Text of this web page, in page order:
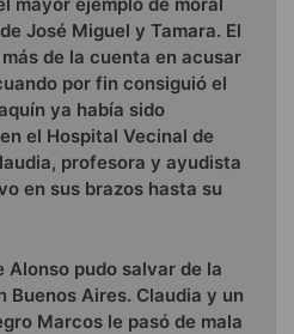
José Miguel y Tamara. El
de la cuenta en acusar
por fin consiguió el
ya había sido
el Hospital Vecinal de
profesora y ayudista
en sus brazos hasta su
Alonso pudo salvar de la
Aires. Claudia y un
Marcos le pasó de mala